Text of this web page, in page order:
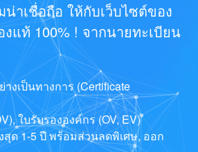
น่าเชื่อถือ ให้กับเว็บไซต์ของ
แท้ 100% ! จากนายทะเบียน
งเป็นทางการ (Certificate
ใบรับรององค์กร (OV, EV)
สุด 1-5 ปี พร้อมส่วนลดพิเศษ, ออก